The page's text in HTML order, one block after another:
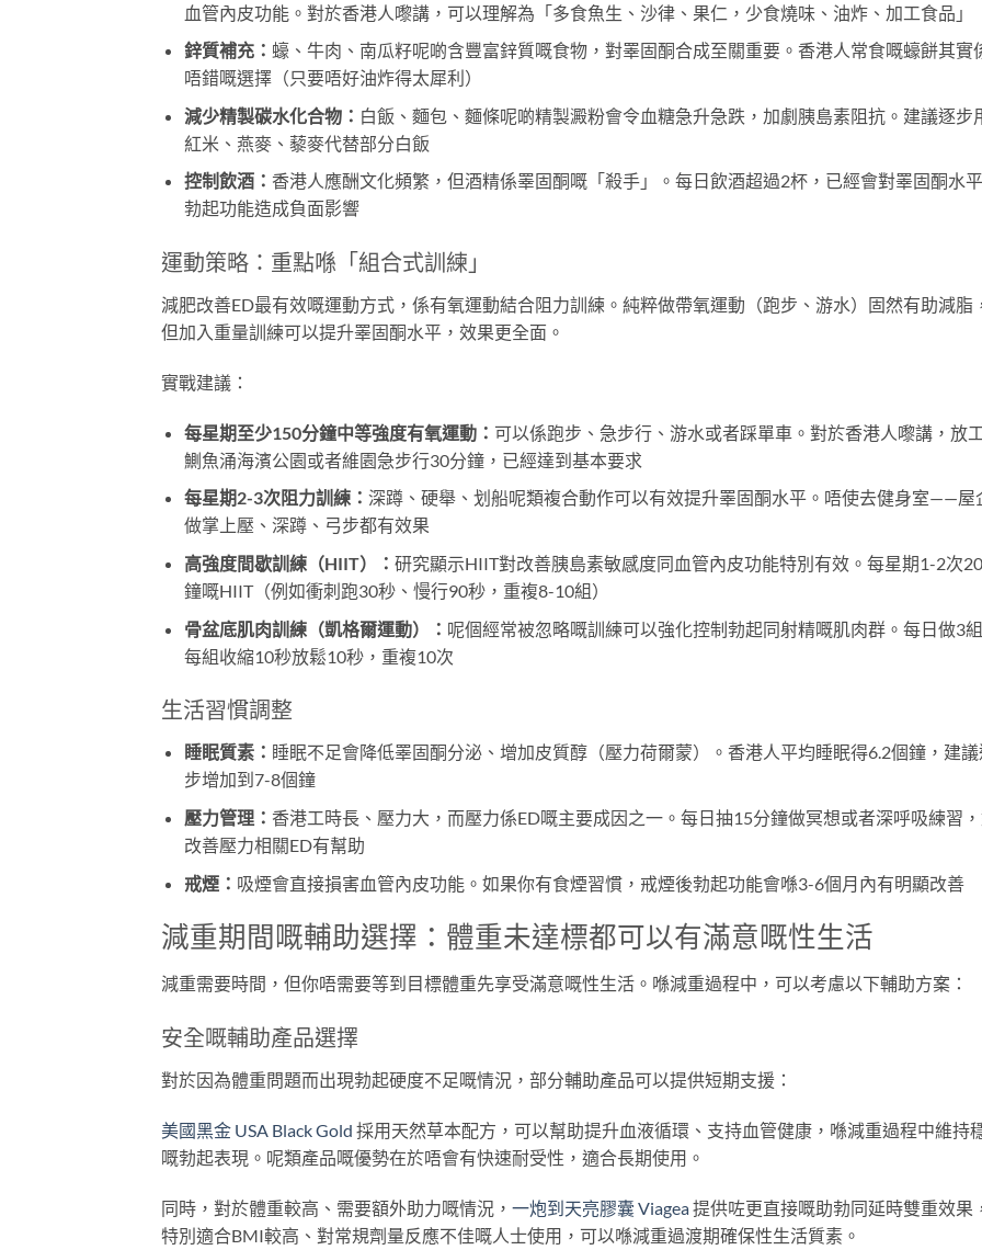
血管內皮功能。對於香港人嚟講，可以理解為「多食魚生、沙律、果仁，少食燒味、油炸、加工食品」
鋅質補充： 蠔、牛肉、南瓜籽呢啲含豐富鋅質嘅食物，對睪固酮合成至關重要。香港人常食嘅蠔餅其實
唔錯嘅選擇（只要唔好油炸得太犀利）
減少精製碳水化合物： 白飯、麵包、麵條呢啲精製澱粉會令血糖急升急跌，加劇胰島素阻抗。建議逐步
紅米、燕麥、藜麥代替部分白飯
控制飲酒： 香港人應酬文化頻繁，但酒精係睪固酮嘅「殺手」。每日飲酒超過2杯，已經會對睪固酮水
勃起功能造成負面影響
運動策略：重點喺「組合式訓練」
減肥改善ED最有效嘅運動方式，係有氧運動結合阻力訓練。純粹做帶氧運動（跑步、游水）固然有助減脂
但加入重量訓練可以提升睪固酮水平，效果更全面。
實戰建議：
每星期至少150分鐘中等強度有氧運動： 可以係跑步、急步行、游水或者踩單車。對於香港人嚟講，放
鰂魚涌海濱公園或者維園急步行30分鐘，已經達到基本要求
每星期2-3次阻力訓練： 深蹲、硬舉、划船呢類複合動作可以有效提升睪固酮水平。唔使去健身室——屋
做掌上壓、深蹲、弓步都有效果
高強度間歇訓練（HIIT）： 研究顯示HIIT對改善胰島素敏感度同血管內皮功能特別有效。每星期1-2次
鐘嘅HIIT（例如衝刺跑30秒、慢行90秒，重複8-10組）
骨盆底肌肉訓練（凱格爾運動）： 呢個經常被忽略嘅訓練可以強化控制勃起同射精嘅肌肉群。每日做3組
每組收縮10秒放鬆10秒，重複10次
生活習慣調整
睡眠質素： 睡眠不足會降低睪固酮分泌、增加皮質醇（壓力荷爾蒙）。香港人平均睡眠得6.2個鐘，建議
步增加到7-8個鐘
壓力管理： 香港工時長、壓力大，而壓力係ED嘅主要成因之一。每日抽15分鐘做冥想或者深呼吸練習
改善壓力相關ED有幫助
戒煙： 吸煙會直接損害血管內皮功能。如果你有食煙習慣，戒煙後勃起功能會喺3-6個月內有明顯改善
減重期間嘅輔助選擇：體重未達標都可以有滿意嘅性生活
減重需要時間，但你唔需要等到目標體重先享受滿意嘅性生活。喺減重過程中，可以考慮以下輔助方案：
安全嘅輔助產品選擇
對於因為體重問題而出現勃起硬度不足嘅情況，部分輔助產品可以提供短期支援：
美國黑金 USA Black Gold 採用天然草本配方，可以幫助提升血液循環、支持血管健康，喺減重過程中維持
嘅勃起表現。呢類產品嘅優勢在於唔會有快速耐受性，適合長期使用。
同時，對於體重較高、需要額外助力嘅情況， 一炮到天亮膠囊 Viagea提供咗更直接嘅助勃同延時雙重效果
特別適合BMI較高、對常規劑量反應不佳嘅人士使用，可以喺減重過渡期確保性生活質素。